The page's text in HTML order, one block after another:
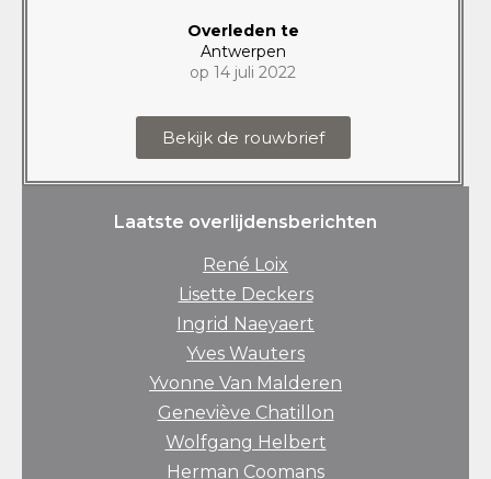
Overleden te
Antwerpen
op 14 juli 2022
Bekijk de rouwbrief
Laatste overlijdensberichten
René Loix
Lisette Deckers
Ingrid Naeyaert
Yves Wauters
Yvonne Van Malderen
Geneviève Chatillon
Wolfgang Helbert
Herman Coomans